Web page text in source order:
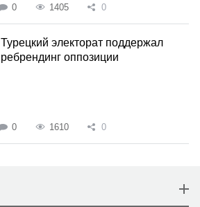
0 1405 0
Турецкий электорат поддержал
ребрендинг оппозиции
0 1610 0